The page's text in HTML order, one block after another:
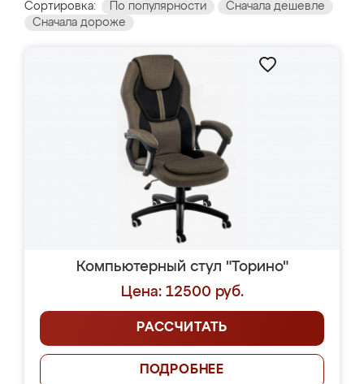
Сортировка: По популярности
Сначала дешевле
Сначала дороже
Компьютерный стул "Торино"
Цена: 12500 руб.
РАССЧИТАТЬ
ПОДРОБНЕЕ